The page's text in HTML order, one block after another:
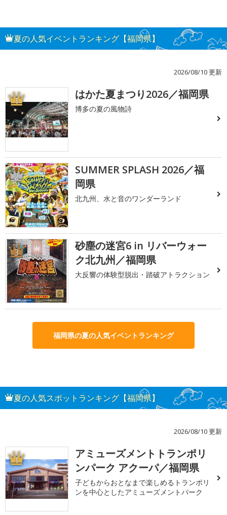
夏の人気イベントランキング【福岡県】
2026/08/10 更新
1 はかた夏まつり2026／福岡県
博多の夏の風物詩
2
SUMMER SPLASH 2026／福
岡県
北九州、水と音のワンダーランド
3
砂塵の迷宮6 in リバーウォー
ク北九州／福岡県
大反響の体験型脱出・踏破アトラクション
福岡県の夏の人気イベントランキング
夏の人気スポットランキング【福岡県】
2026/08/10 更新
1
アミューズメントトランポリ
ンパーク アクーパ／福岡県
子どもからおとなまで楽しめるトランポリ
ンを中心としたアミューズメントパーク